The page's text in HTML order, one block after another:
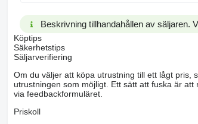
Beskrivning tillhandahållen av säljaren.
Köptips
Säkerhetstips
Säljarverifiering
Om du väljer att köpa utrustning till ett lågt pris,
utrustningen som möjligt. Ett sätt att fuska är
via feedbackformuläret.
Priskoll